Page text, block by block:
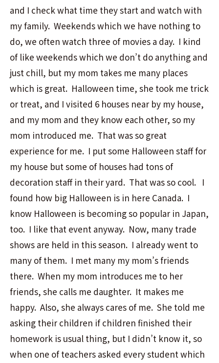
and I check what time they start and watch with
my family. Weekends which we have nothing to
do, we often watch three of movies a day. I kind
of like weekends which we don’t do anything and
just chill, but my mom takes me many places
which is great. Halloween time, she took me trick
or treat, and I visited 6 houses near by my house,
and my mom and they know each other, so my
mom introduced me. That was so great
experience for me. I put some Halloween staff for
my house but some of houses had tons of
decoration staff in their yard. That was so cool. I
found how big Halloween is in here Canada. I
know Halloween is becoming so popular in Japan,
too. I like that event anyway. Now, many trade
shows are held in this season. I already went to
many of them. I met many my mom’s friends
there. When my mom introduces me to her
friends, she calls me daughter. It makes me
happy. Also, she always cares of me. She told me
asking their children if children finished their
homework is usual thing, but I didn’t know it, so
when one of teachers asked every student which